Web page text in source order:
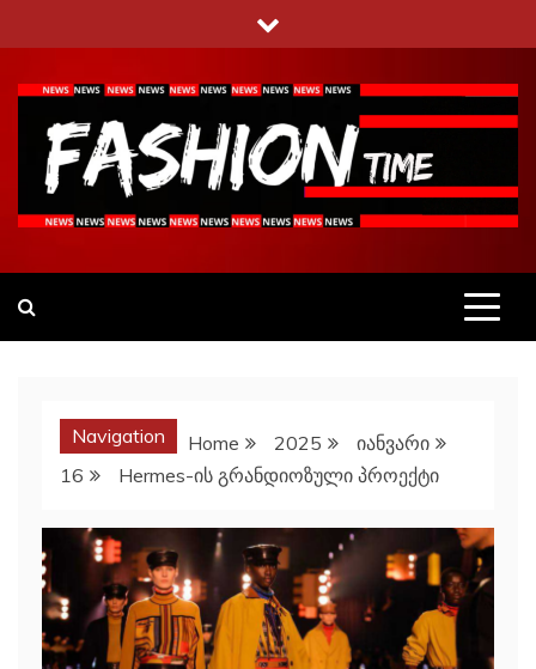
to
content
Navigation Home 2025
იანვარი
16
Hermes-ის გრანდიოზული პროექტი